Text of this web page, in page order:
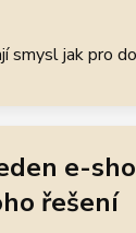
smysl jak pro
e-
řešení